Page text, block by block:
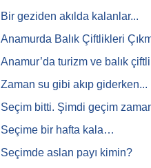
Bir geziden akılda kalanlar...
Anamurda Balık Çiftlikleri
Anamur’da turizm ve balık
Zaman su gibi akıp giderken...
Seçim bitti. Şimdi geçim
Seçime bir hafta kala…
Seçimde aslan payı kimin?